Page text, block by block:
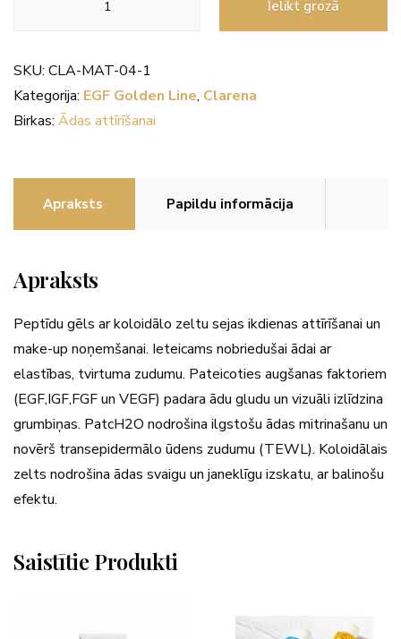
daudzums
Ielikt grozā
SKU: CLA-MAT-04-1
Kategorija: EGF Golden Line, Clarena
Birkas: Ādas attīrīšanai
Apraksts Papildu informācija
Apraksts
Peptīdu gēls ar koloidālo zeltu sejas ikdienas attīrīšanai un
make-up noņemšanai. Ieteicams nobriedušai ādai ar
elastības, tvirtuma zudumu. Pateicoties augšanas faktoriem
(EGF,IGF,FGF un VEGF) padara ādu gludu un vizuāli izlīdzina
grumbiņas. PatcH2O nodrošina ilgstošu ādas mitrinašanu un
novērš transepidermālo ūdens zudumu (TEWL). Koloidālais
zelts nodrošina ādas svaigu un janeklīgu izskatu, ar balinošu
efektu.
Saistītie Produkti